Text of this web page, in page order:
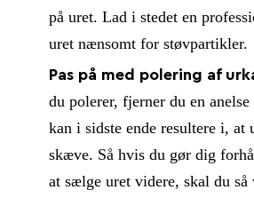
på uret. Lad i stedet en
uret nænsomt for støvpartikler.
Pas på med polering af
du polerer, fjerner du en
kan i sidste ende resultere i, at
skæve. Så hvis du gør dig
at sælge uret videre, skal du